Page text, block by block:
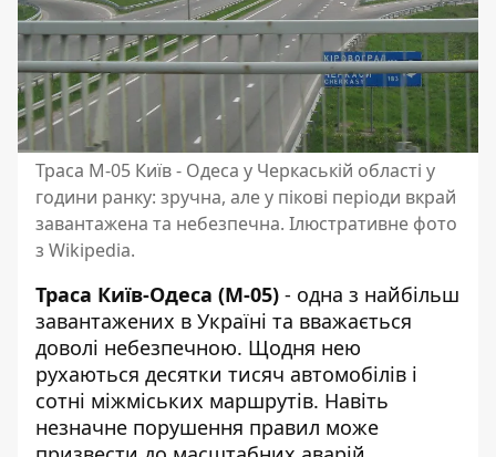
Траса М-05 Київ - Одеса у Черкаській області у
години ранку: зручна, але у пікові періоди вкрай
завантажена та небезпечна. Ілюстративне фото
з Wikipedia.
Траса Київ-Одеса (М-05) - одна з найбільш
завантажених в Україні та вважається
доволі небезпечною. Щодня нею
рухаються десятки тисяч автомобілів і
сотні міжміських маршрутів. Навіть
незначне порушення правил може